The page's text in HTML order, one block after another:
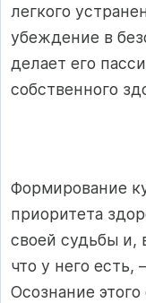
легкого
убеждение в
делает его
собственного
Формирование
приоритета
своей судьбы и,
что у него есть,
Осознание